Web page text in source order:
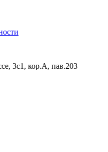
3с1, кор.А, пав.203